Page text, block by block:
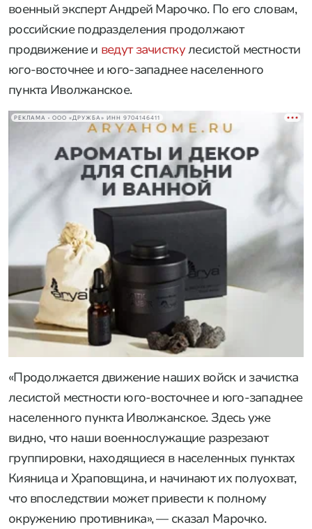
военный эксперт Андрей Марочко. По его словам,
российские подразделения продолжают
продвижение и ведут зачисткулесистой местности
юго-восточнее и юго-западнее населенного
пункта Иволжанское.
РЕКЛАМА • ООО «ДРУЖБА» ИНН 9704146411
«Продолжается движение наших войск и зачистка
лесистой местности юго-восточнее и юго-западнее
населенного пункта Иволжанское. Здесь уже
видно, что наши военнослужащие разрезают
группировки, находящиеся в населенных пунктах
Кияница и Храповщина, и начинают их полуохват,
что впоследствии может привести к полному
окружению противника», — сказал Марочко.